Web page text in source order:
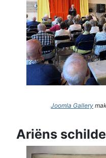
Joomla Gallery
Ariëns